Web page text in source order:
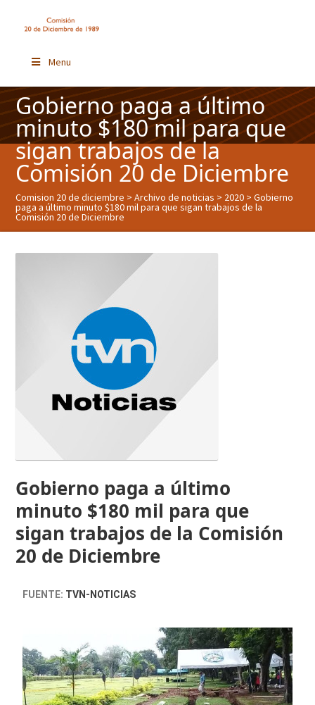
Menu
Gobierno paga a último
minuto $180 mil para que
sigan trabajos de la
Comisión 20 de Diciembre
Comision 20 de diciembre >Archivo de noticias > 2020 > Gobierno
paga a último minuto $180 mil para que sigan trabajos de la
Comisión 20 de Diciembre
Gobierno paga a último
minuto $180 mil para que
sigan trabajos de la Comisión
20 de Diciembre
FUENTE: TVN-NOTICIAS